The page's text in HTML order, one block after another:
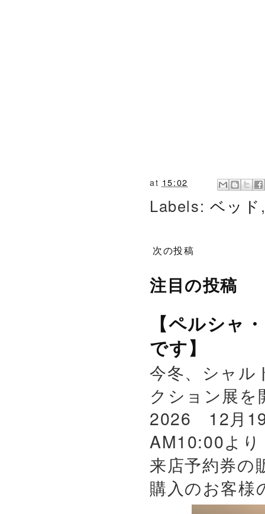
at 15:02
Labels: ベッド
次の投稿
注目の投稿
【ペルシャ
です】
今冬、シャル
クション展
2026 12月19
AM10:00よ
来店予約券の
購入のお客様